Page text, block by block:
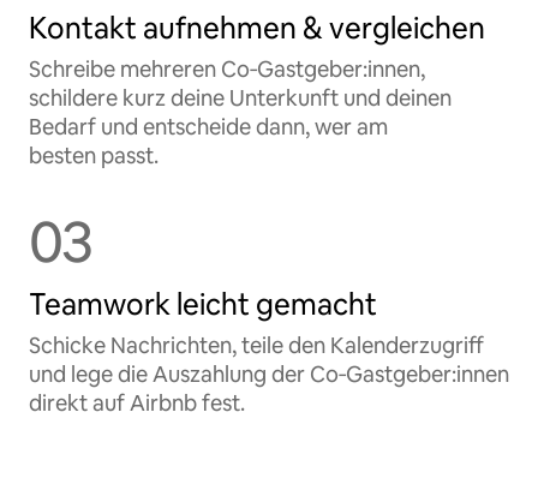
Kontakt aufnehmen & vergleichen
Schreibe mehreren Co‑Gastgeber:innen,
schildere kurz deine Unterkunft und deinen
Bedarf und entscheide dann, wer am
besten passt.
03
Teamwork leicht gemacht
Schicke Nachrichten, teile den Kalenderzugriff
und lege die Auszahlung der Co‑Gastgeber:innen
direkt auf Airbnb fest.